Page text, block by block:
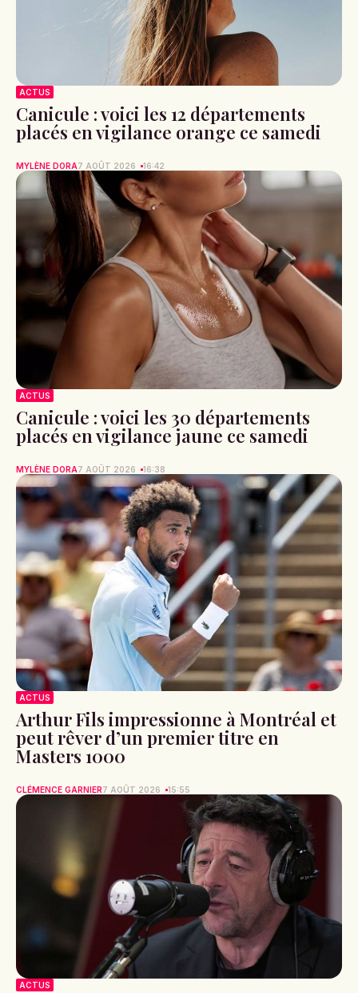
ACTUS
Canicule : voici les 12 départements
placés en vigilance orange ce samedi
MYLÈNE DORA7 AOÛT 2026 16:42
ACTUS
Canicule : voici les 30 départements
placés en vigilance jaune ce samedi
MYLÈNE DORA7 AOÛT 2026 16:38
ACTUS
Arthur Fils impressionne à Montréal et
peut rêver d’un premier titre en
Masters 1000
CLÉMENCE GARNIER7 AOÛT 2026 15:55
ACTUS